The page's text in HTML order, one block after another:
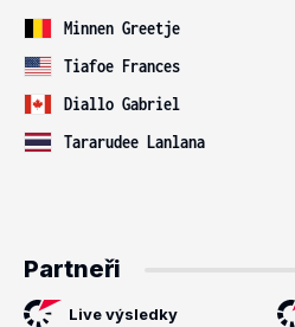
Minnen Greetje
Tiafoe Frances
Diallo Gabriel
Tararudee Lanlana
Partneři
Live výsledky